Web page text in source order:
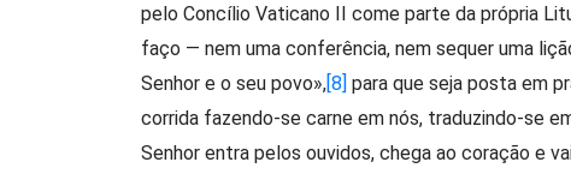
pelo Concílio Vaticano II come parte da própria
faço — nem uma conferência, nem sequer uma
Senhor e o seu povo»,[8] para que seja posta em
corrida fazendo-se carne em nós, traduzindo-se
Senhor entra pelos ouvidos, chega ao coração e